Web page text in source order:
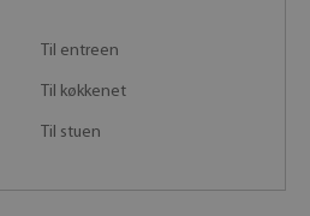
Til entreen
Til køkkenet
Til stuen